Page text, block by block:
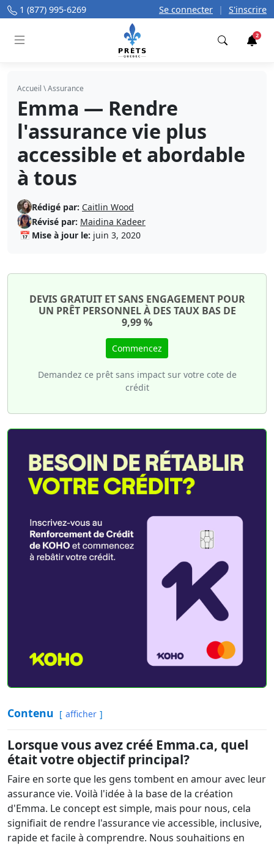
1 (877) 995-6269 Se connecter | S'inscrire
2
Accueil \Assurance
Emma — Rendre
l'assurance vie plus
accessible et abordable
à tous
Rédigé par: Caitlin Wood
Révisé par: Maidina Kadeer
📅 Mise à jour le: juin 3, 2020
DEVIS GRATUIT ET SANS ENGAGEMENT POUR
UN PRÊT PERSONNEL À DES TAUX BAS DE
9,99 %
Commencez
Demandez ce prêt sans impact sur votre cote de
crédit
Contenu afficher
Lorsque vous avez créé Emma.ca, quel
était votre objectif principal?
Faire en sorte que les gens tombent en amour avec leur
assurance vie. Voilà l'idée à la base de la création
d'Emma. Le concept est simple, mais pour nous, cela
signifiait de rendre l'assurance vie accessible, inclusive,
rapide et facile à comprendre. Nous souhaitions en